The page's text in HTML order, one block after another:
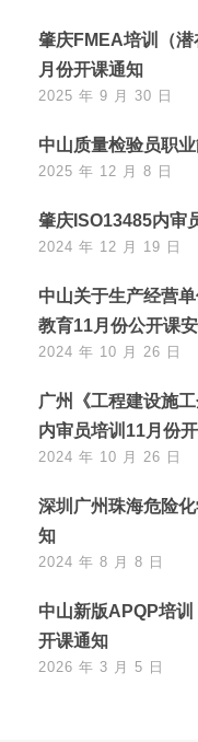
肇庆FMEA培训（
月份开课通知
2025 年 9 月 30 日
中山质量检验员职
2025 年 12 月 8 日
肇庆ISO13485内审
2024 年 12 月 19 日
中山关于生产经营
教育11月份公开课
2024 年 10 月 26 日
广州《工程建设施
内审员培训11月份
2024 年 10 月 26 日
深圳广州珠海危险
知
2024 年 8 月 8 日
中山新版APQP培
开课通知
2026 年 3 月 5 日